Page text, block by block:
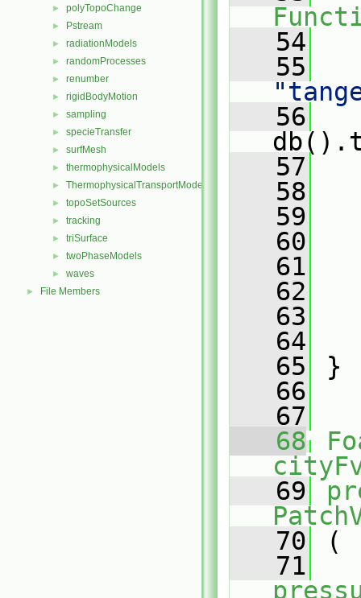
► polyTopoChange
► Pstream
► radiationModels
► randomProcesses
► renumber
► rigidBodyMotion
► sampling
► specieTransfer
► surfMesh
► thermophysicalModels
► ThermophysicalTransportModels
► topoSetSources
► tracking
► triSurface
► twoPhaseModels
► waves
► File Members
   54
   55
   56
   57
   58
   59
   60
   61
   62
   63
   64
   65
}
   66
   67
   68
   69
   70
(
   71